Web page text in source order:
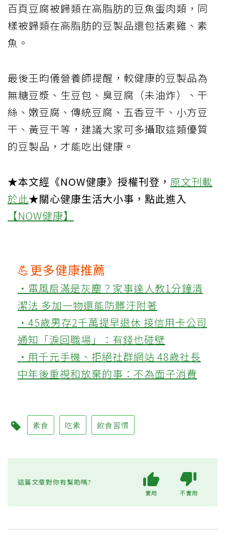
百頁豆腐被歸類在高脂肪的豆魚蛋肉類，同
樣被歸類在高脂肪的豆製品還包括素雞、素
魚。
最後王昀儀營養師提醒，較健康的豆製品為
無糖豆漿、生豆包、臭豆腐（未油炸）、干
絲、嫩豆腐、傳統豆腐、五香豆干、小方豆
干、黃豆干等，建議大家可多攝取這類優質
的豆製品，才能吃出健康。
★本文經《NOW健康》授權刊登， 原文刊載
於此★關心健康生活大小事，點此進入
【NOW健康】
💪更多健康推薦
‧電風扇滿是灰塵？家事達人教1分鐘清
潔法 多加一物還能防髒汙附著
‧45歲男存2千萬提早退休 接信用卡公司
通知「淚回職場」：有錢也碰壁
‧用千元手機、拒絕社群網站 48歲社長
中年後重視和放棄的事：不為面子消費
素食 吃素 飲食習慣
這篇文章對你有幫助嗎?
實用 不實用